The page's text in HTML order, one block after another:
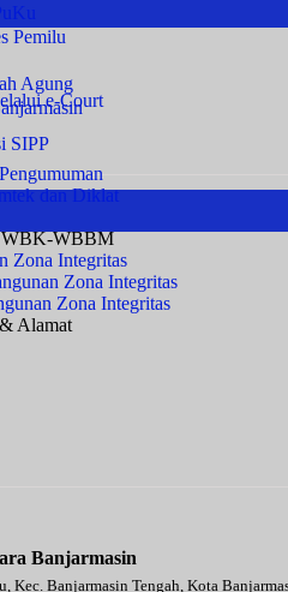
Pemilu
Agung
dan Diklat
WBK-WBBM
Zona Integritas
Zona Integritas
Zona Integritas
Alamat
e-Court
SIPP
Banjarmasin
Kec. Banjarmasin Tengah, Kota